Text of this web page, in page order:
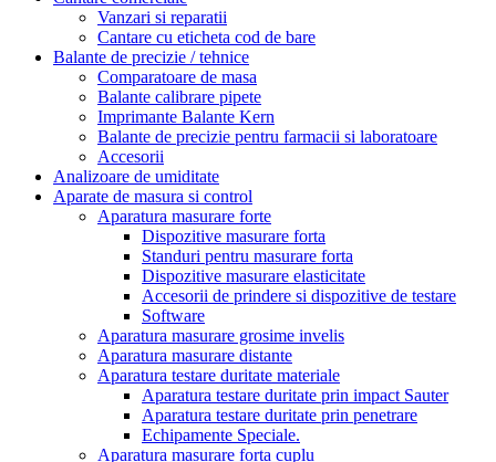
Vanzari si reparatii
Cantare cu eticheta cod de bare
Balante de precizie / tehnice
Comparatoare de masa
Balante calibrare pipete
Imprimante Balante Kern
Balante de precizie pentru farmacii si laboratoare
Accesorii
Analizoare de umiditate
Aparate de masura si control
Aparatura masurare forte
Dispozitive masurare forta
Standuri pentru masurare forta
Dispozitive masurare elasticitate
Accesorii de prindere si dispozitive de testare
Software
Aparatura masurare grosime invelis
Aparatura masurare distante
Aparatura testare duritate materiale
Aparatura testare duritate prin impact Sauter
Aparatura testare duritate prin penetrare
Echipamente Speciale.
Aparatura masurare forta cuplu